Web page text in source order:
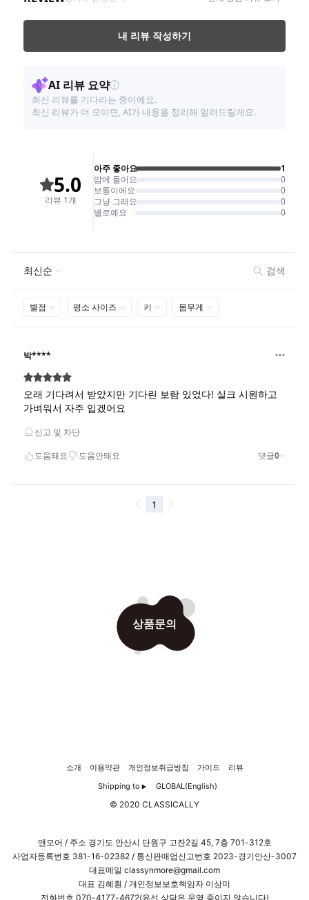
상품문의
소개 이용약관 개인정보취급방침 가이드
리뷰
Shipping to ▶ GLOBAL(English)
© 2020 CLASSICALLY
앤모어 / 주소 경기도 안산시 단원구 고잔2길 45, 7층 701-312호
사업자등록번호 381-16-02382 / 통신판매업신고번호 2023-경기안산-3007
대표메일 classynmore@gmail.com
대표 김혜훤 / 개인정보보호책임자 이상미
전화번호 070-4177-4672(유선 상담은 운영 중이지 않습니다)